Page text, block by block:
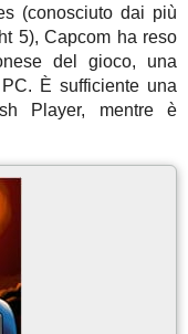
(conosciuto dai più
5), Capcom ha reso
del gioco, una
È sufficiente una
Player, mentre è